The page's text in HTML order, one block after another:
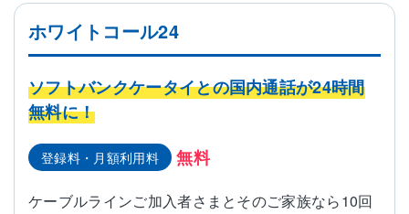
ホワイトコール24
ソフトバンクケータイとの国内通話が24時間
無料に！
登録料・月額利用料 無料
ケーブルラインご加入者さまとそのご家族なら10回